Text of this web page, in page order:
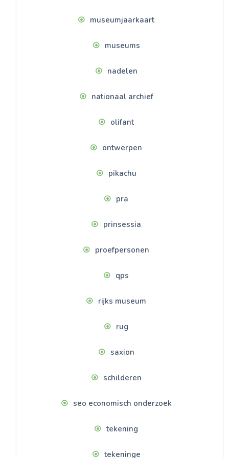
museumjaarkaart
museums
nadelen
nationaal archief
olifant
ontwerpen
pikachu
pra
prinsessia
proefpersonen
qps
rijks museum
rug
saxion
schilderen
seo economisch onderzoek
tekening
tekeninge